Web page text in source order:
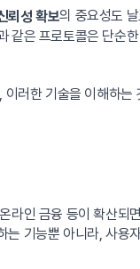
뢰성 확보의 중요성도
은 프로토콜은 단순
러한 기술을 이해하는
라인 금융 등이 확산되
기능뿐 아니라, 사용